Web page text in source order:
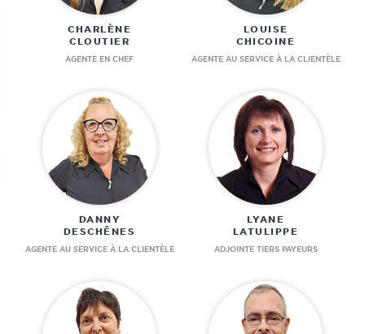
CHARLÈNE
CLOUTIER
AGENTE EN CHEF
LOUISE
CHICOINE
AGENTE AU SERVICE À LA CLIENTÈLE
DANNY
DESCHÊNES
AGENTE AU SERVICE À LA CLIENTÈLE
LYANE
LATULIPPE
ADJOINTE TIERS PAYEURS